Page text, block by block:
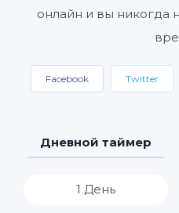
онлайн и вы никогда
Facebook Twitter
Дневной таймер
1 День